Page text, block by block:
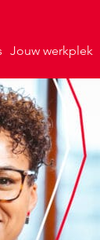
Jouw werkplek